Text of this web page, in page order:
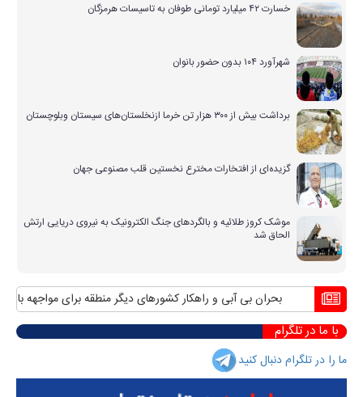
خسارت ۴۲ میلیارد تومانی طوفان به تاسیسات هرمزگان
شهرآورد ۱۰۴ بدون حضور بانوان
برداشت بیش از ۳۰۰ هزار تن خرما ازنخلستان‌های سیستان وبلوچستان
گزیده‌ای از افتخارات مخترع نخستین قلب مصنوعی جهان
موشک کروز طلائیه و بالگردهای جنگ الکترونیک به نیروی دریایی ارتش
الحاق شد
بحران بی آبی و راهکار کشورهای دیگر منطقه برای مواجهه با آن
با ما در تلگرام
ما را در تلگرام دنبال کنید